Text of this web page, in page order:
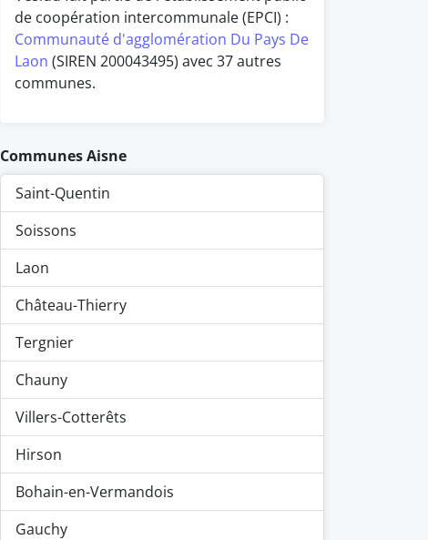
de coopération intercommunale (EPCI) :
Communauté d'agglomération Du Pays De
Laon (SIREN 200043495) avec 37 autres
communes.
Communes Aisne
Saint-Quentin
Soissons
Laon
Château-Thierry
Tergnier
Chauny
Villers-Cotterêts
Hirson
Bohain-en-Vermandois
Gauchy